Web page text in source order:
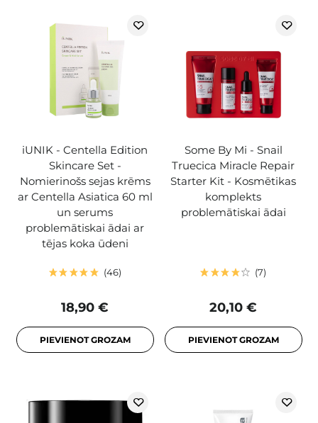
iUNIK - Centella Edition
Skincare Set -
Nomierinošs sejas krēms
ar Centella Asiatica 60 ml
un serums
problemātiskai ādai ar
tējas koka ūdeni
46
18,90 €
PIEVIENOT GROZAM
Some By Mi - Snail
Truecica Miracle Repair
Starter Kit - Kosmētikas
komplekts
problemātiskai ādai
7
20,10 €
PIEVIENOT GROZAM